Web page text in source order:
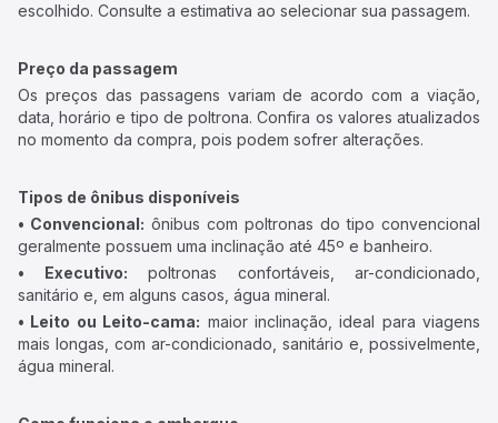
escolhido. Consulte a estimativa ao selecionar sua passagem.
Preço da passagem
Os preços das passagens variam de acordo com a viação,
data, horário e tipo de poltrona. Confira os valores atualizados
no momento da compra, pois podem sofrer alterações.
Tipos de ônibus disponíveis
• Convencional: ônibus com poltronas do tipo convencional
geralmente possuem uma inclinação até 45º e banheiro.
• Executivo: poltronas confortáveis, ar-condicionado,
sanitário e, em alguns casos, água mineral.
• Leito ou Leito-cama: maior inclinação, ideal para viagens
mais longas, com ar-condicionado, sanitário e, possivelmente,
água mineral.